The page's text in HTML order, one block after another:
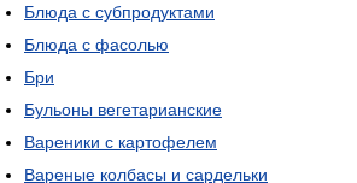
Блюда с субпродуктами
Блюда с фасолью
Бри
Бульоны вегетарианские
Вареники с картофелем
Вареные колбасы и сардельки